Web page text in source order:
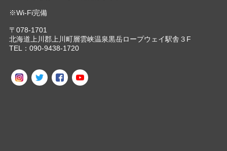
※Wi-Fi完備
〒078-1701
北海道上川郡上川町層雲峡温泉黒岳ロープウェイ駅舎３F
TEL：090-9438-1720